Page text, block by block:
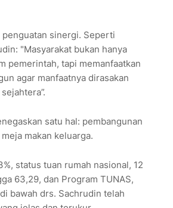
penguatan sinergi. Seperti
"Masyarakat bukan hanya
pemerintah, tapi memanfaatkan
agar manfaatnya dirasakan
satu hal: pembangunan
makan keluarga.
status tuan rumah nasional, 12
63,29, dan Program TUNAS,
bawah drs. Sachrudin telah